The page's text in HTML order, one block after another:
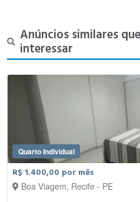
Anúncios similares
interessar
Quarto Individual
R$ 1.400,00 por mês
Boa Viagem, Recife - PE